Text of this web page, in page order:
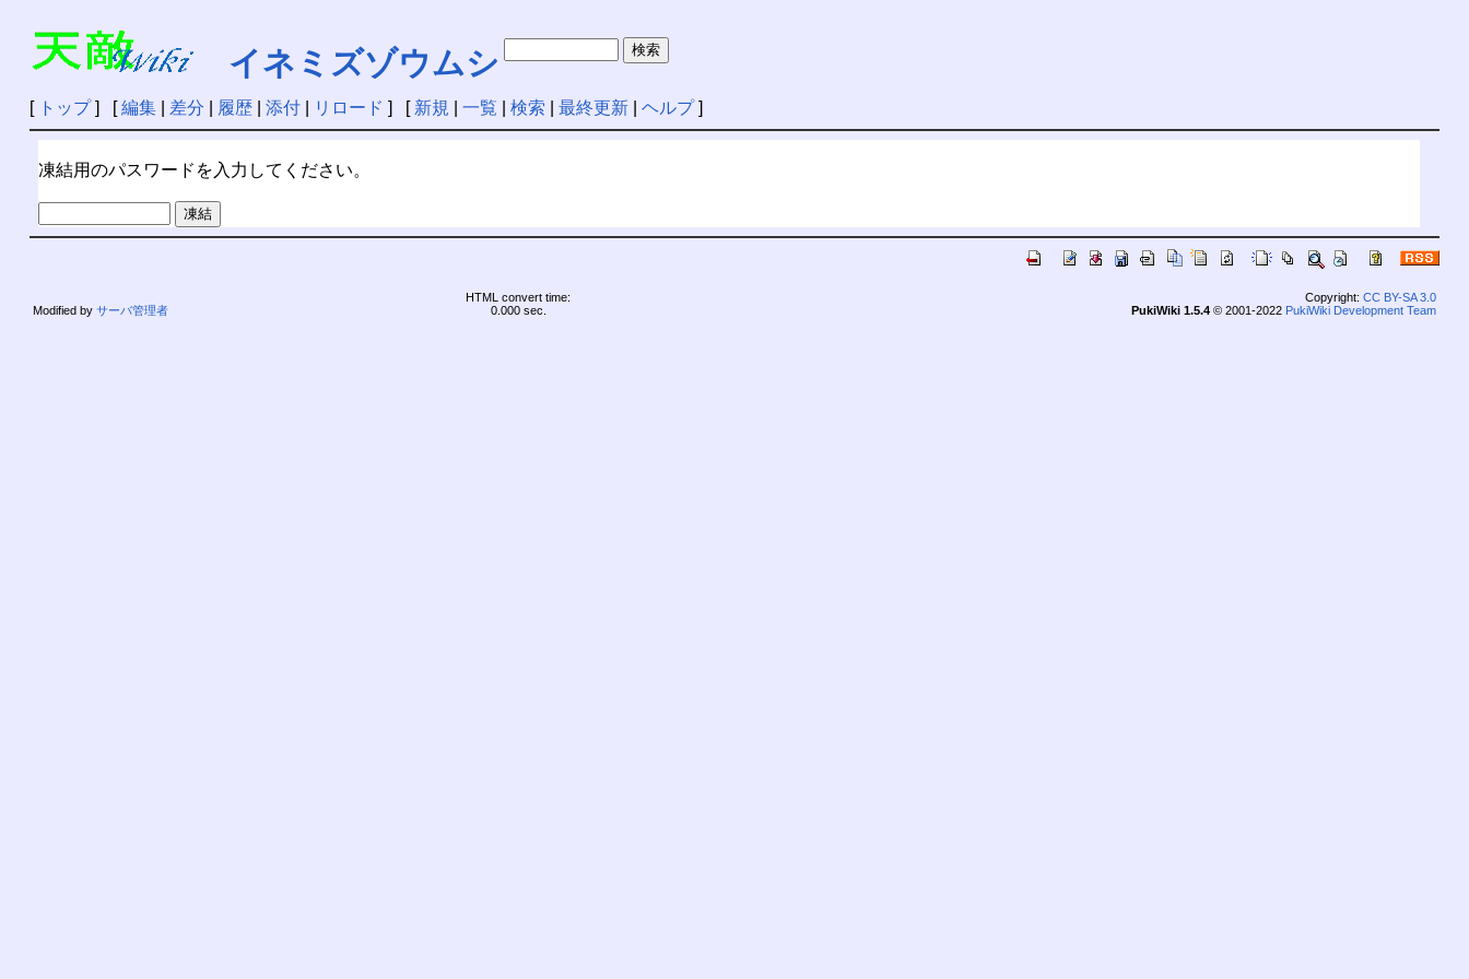
イネミズゾウムシ
[ トップ] [編集| 差分 履歴| 添付| リロード ] [ 新規 一覧 検索 最終更新| ヘルプ]
凍結用のパスワードを入力してください。
Modified by サーバ管理者
HTML convert time:
0.000 sec.
Copyright: CC BY-SA 3.0
PukiWiki 1.5.4© 2001-2022 PukiWiki Development Team